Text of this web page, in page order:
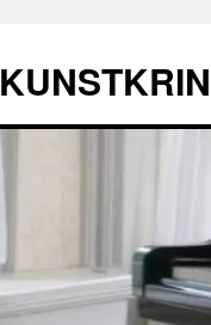
de
inhoud